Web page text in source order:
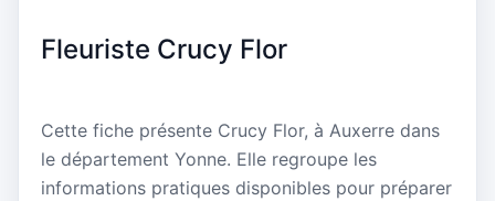
Fleuriste Crucy Flor
Cette fiche présente Crucy Flor, à Auxerre dans
le département Yonne. Elle regroupe les
informations pratiques disponibles pour préparer